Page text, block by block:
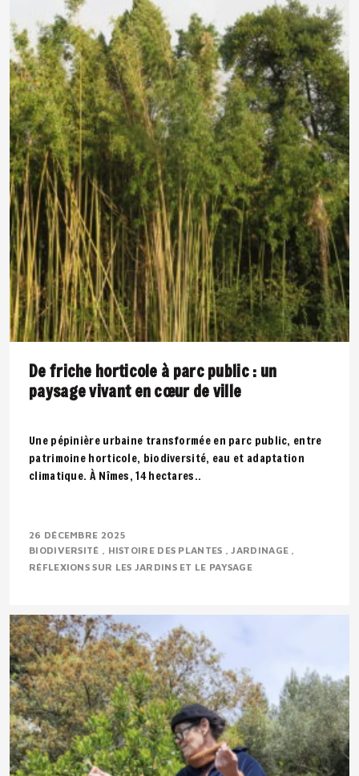
De friche horticole à parc public : un
paysage vivant en cœur de ville
Une pépinière urbaine transformée en parc public, entre
patrimoine horticole, biodiversité, eau et adaptation
climatique. À Nîmes, 14 hectares..
26 DÉCEMBRE 2025
BIODIVERSITÉ
HISTOIRE DES PLANTES
JARDINAGE
RÉFLEXIONS SUR LES JARDINS ET LE PAYSAGE